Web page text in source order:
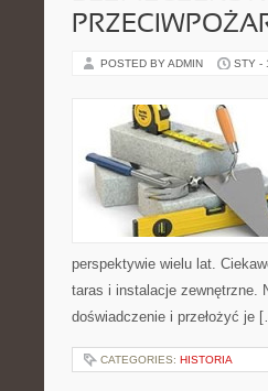
POSTED BY ADMIN STY -
perspektywie wielu lat.
taras i instalacje zewnętrzne.
doświadczenie i przełożyć je
CATEGORIES: HISTORIA